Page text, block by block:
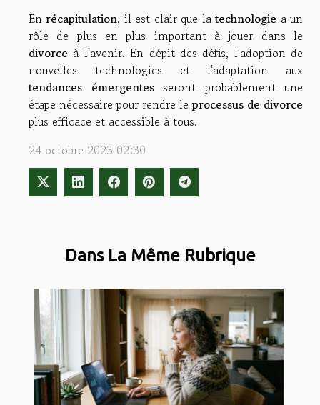
Dans La Même Rubrique
En récapitulation, il est clair que latechnologie a un
rôle de plus en plus important à jouer dans le
divorce à l'avenir. En dépit des défis, l'adoption de
nouvelles technologies et l'adaptation aux
tendances émergentesseront probablement une
étape nécessaire pour rendre le processus de divorce
plus efficace et accessible à tous.
24 octobre 2023 02:30